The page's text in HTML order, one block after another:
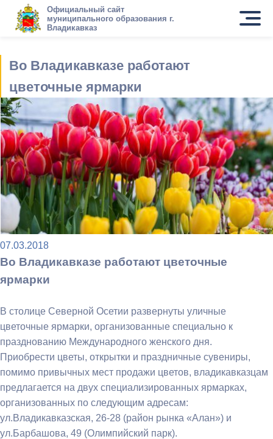
Официальный сайт
муниципального образования г.
Владикавказ
Во Владикавказе работают
цветочные ярмарки
07.03.2018
Во Владикавказе работают цветочные
ярмарки
В столице Северной Осетии развернуты уличные
цветочные ярмарки, организованные специально к
празднованию Международного женского дня.
Приобрести цветы, открытки и праздничные сувениры,
помимо привычных мест продажи цветов, владикавказцам
предлагается на двух специализированных ярмарках,
организованных по следующим адресам:
ул.Владикавказская, 26-28 (район рынка «Алан») и
ул.Барбашова, 49 (Олимпийский парк).